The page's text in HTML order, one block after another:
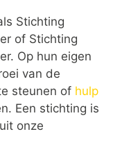
Stichting
of Stichting
Op hun eigen
van de
steunen of hulp
Een stichting is
onze